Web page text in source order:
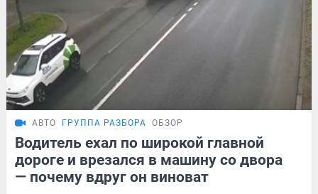
АВТО ГРУППА РАЗБОРА ОБЗОР
Водитель ехал по широкой главной
дороге и врезался в машину со двора
— почему вдруг он виноват